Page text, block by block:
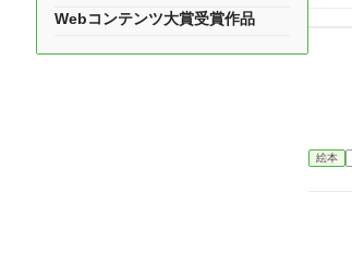
絵本
Webコンテンツ大賞受賞作品